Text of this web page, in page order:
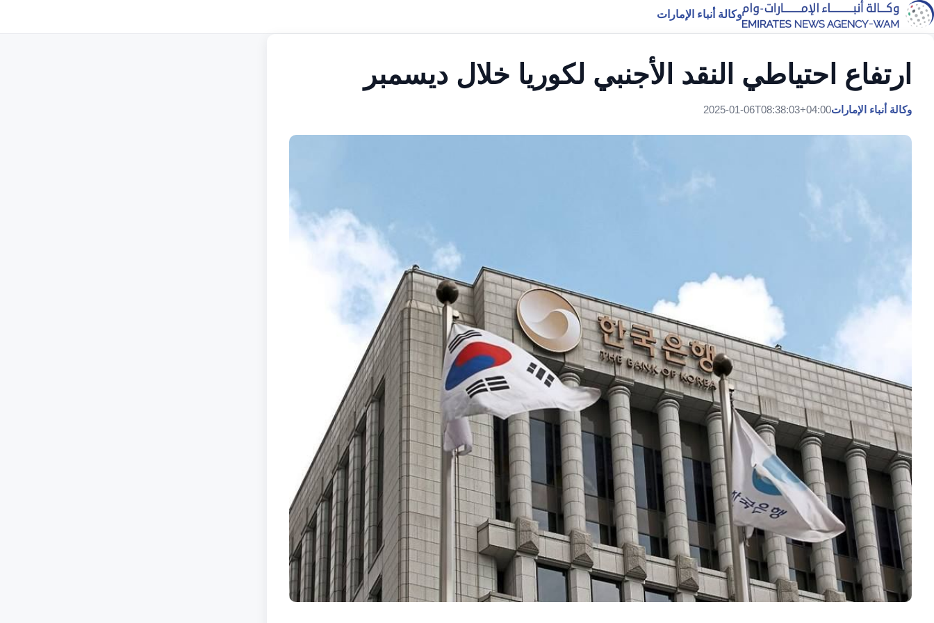
وكالة أنباء الإمارات
ارتفاع احتياطي النقد الأجنبي لكوريا خلال ديسمبر
وكالة أنباء الإمارات2025-01-06T08:38:03+04:00